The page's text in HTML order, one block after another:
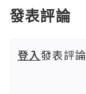
發表評論
登入發表評論